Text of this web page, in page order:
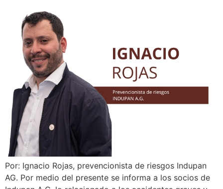
Por: Ignacio Rojas, prevencionista de riesgos Indupan
AG. Por medio del presente se informa a los socios de